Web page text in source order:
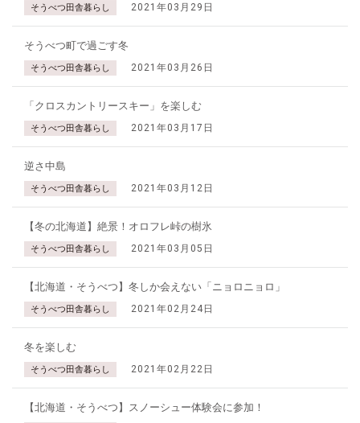
そうべつ田舎暮らし 2021年03月29日
そうべつ町で過ごす冬
そうべつ田舎暮らし 2021年03月26日
「クロスカントリースキー」を楽しむ
そうべつ田舎暮らし 2021年03月17日
逆さ中島
そうべつ田舎暮らし 2021年03月12日
【冬の北海道】絶景！オロフレ峠の樹氷
そうべつ田舎暮らし 2021年03月05日
【北海道・そうべつ】冬しか会えない「ニョロニョロ」
そうべつ田舎暮らし 2021年02月24日
冬を楽しむ
そうべつ田舎暮らし 2021年02月22日
【北海道・そうべつ】スノーシュー体験会に参加！